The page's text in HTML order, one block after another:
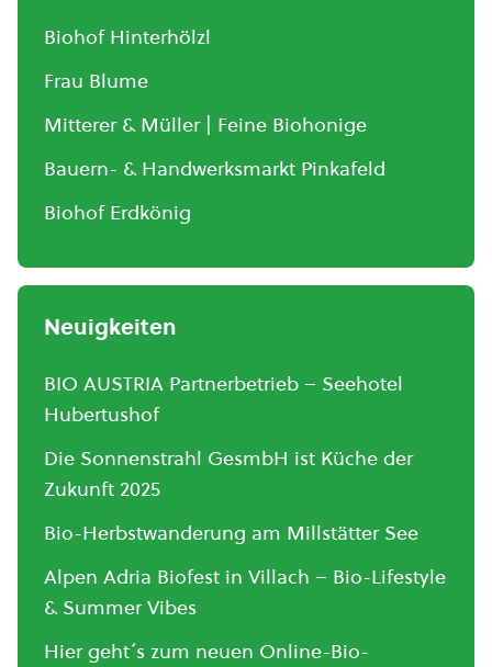
Biohof Hinterhölzl
Frau Blume
Mitterer & Müller | Feine Biohonige
Bauern- & Handwerksmarkt Pinkafeld
Biohof Erdkönig
Neuigkeiten
BIO AUSTRIA Partnerbetrieb – Seehotel
Hubertushof
Die Sonnenstrahl GesmbH ist Küche der
Zukunft 2025
Bio-Herbstwanderung am Millstätter See
Alpen Adria Biofest in Villach – Bio-Lifestyle
& Summer Vibes
Hier geht´s zum neuen Online-Bio-